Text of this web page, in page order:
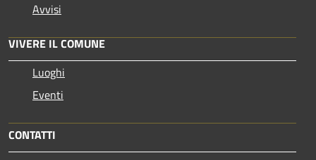
Avvisi
VIVERE IL COMUNE
Luoghi
Eventi
CONTATTI